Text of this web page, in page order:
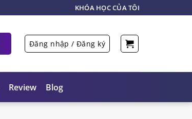
KHÓA HỌC CỦA TÔI
Đăng nhập / Đăng ký
Review Blog